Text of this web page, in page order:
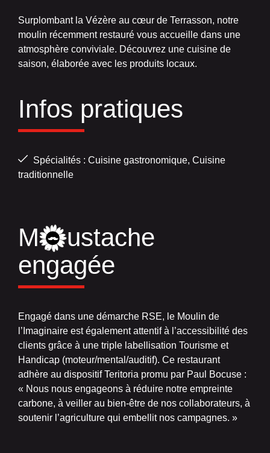
Surplombant la Vézère au cœur de Terrasson, notre
moulin récemment restauré vous accueille dans une
atmosphère conviviale. Découvrez une cuisine de
saison, élaborée avec les produits locaux.
Infos pratiques
Spécialités : Cuisine gastronomique, Cuisine
traditionnelle
M
ustache
engagée
Engagé dans une démarche RSE, le Moulin de
l’Imaginaire est également attentif à l’accessibilité des
clients grâce à une triple labellisation Tourisme et
Handicap (moteur/mental/auditif). Ce restaurant
adhère au dispositif Teritoria promu par Paul Bocuse :
« Nous nous engageons à réduire notre empreinte
carbone, à veiller au bien-être de nos collaborateurs, à
soutenir l’agriculture qui embellit nos campagnes. »